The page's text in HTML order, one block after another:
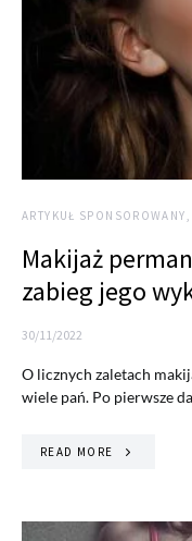
ARTYKUŁ SPONSOROWANY
Makijaż
zabieg jego
30/11/2022
O licznych zaletach
wiele pań. Po pierwsze
READ MORE